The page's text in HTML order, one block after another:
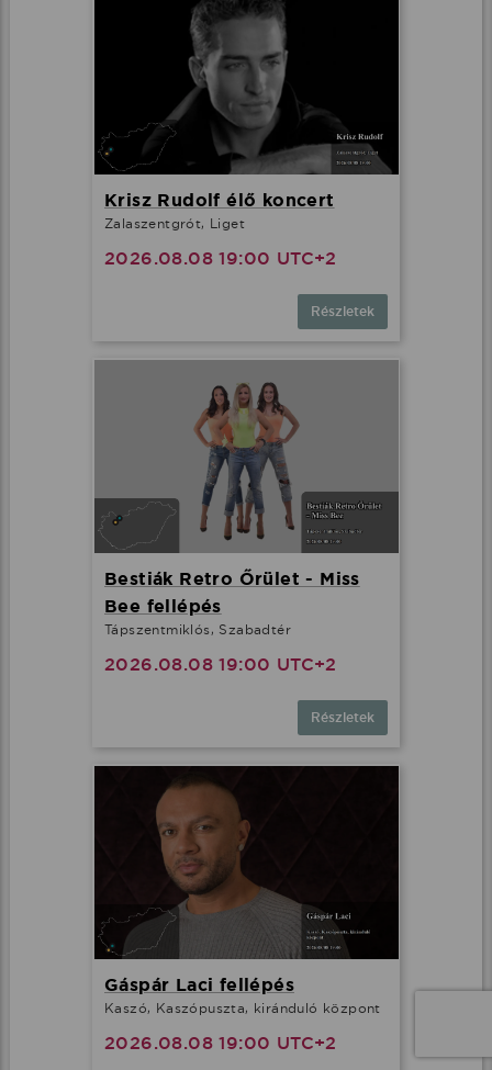
Krisz Rudolf élő koncert
Zalaszentgrót, Liget
2026.08.08 19:00 UTC+2
Részletek
Bestiák Retro Őrület - Miss
Bee fellépés
Tápszentmiklós, Szabadtér
2026.08.08 19:00 UTC+2
Részletek
Gáspár Laci fellépés
Kaszó, Kaszópuszta, kiránduló központ
2026.08.08 19:00 UTC+2